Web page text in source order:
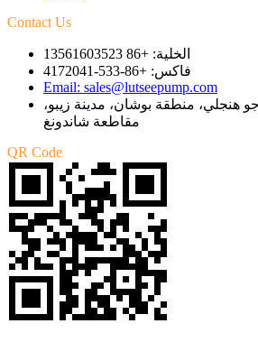
Contact Us
الخلية: +86 13561603523
فاكس: +86-533-4172041
Email: sales@lutseepump.com
نهر كيوجو هنجلي، منطقة بوشان، مدينة زيبو،
مقاطعة شاندونغ
QR Code